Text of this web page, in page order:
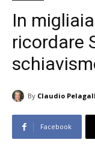
In
ricordare
By Claudio
Facebook